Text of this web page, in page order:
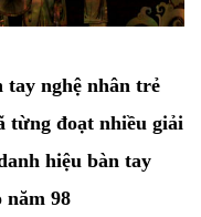
nghệ nhân trẻ
từng đoạt nhiều giải
hiệu bàn tay
năm 98